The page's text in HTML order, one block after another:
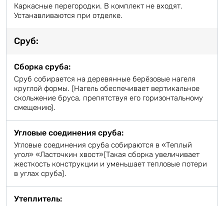
Каркасные перегородки. В комплект не входят.
Устанавливаются при отделке.
Сруб:
Сборка сруба:
Сруб собирается на деревянные берёзовые нагеля
круглой формы. (Нагель обеспечивает вертикальное
скольжение бруса, препятствуя его горизонтальному
смещению).
Угловые соединения сруба:
Угловые соединения сруба собираются в «Теплый
угол» «Ласточкин хвост»(Такая сборка увеличивает
жесткость конструкции и уменьшает тепловые потери
в углах сруба).
Утеплитель: